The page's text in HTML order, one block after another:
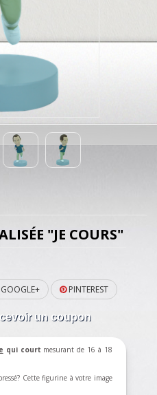
"JE COURS"
GOOGLE+ PINTEREST
un coupon
qui court mesurant de 16 à 18
Cette figurine à votre image